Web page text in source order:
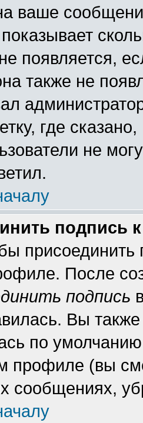
ваше
появляется,
также не
где
не
подпись
После
подпись
Вы
по
профиле (вы
сообщениях,